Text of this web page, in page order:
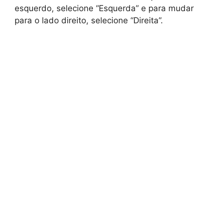
esquerdo, selecione “Esquerda” e para mudar
para o lado direito, selecione “Direita”.